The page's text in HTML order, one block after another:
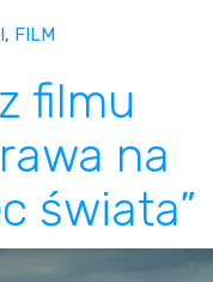
, FILM
filmu
na
świata”